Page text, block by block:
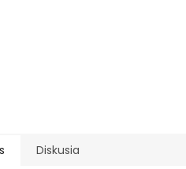
Diskusia